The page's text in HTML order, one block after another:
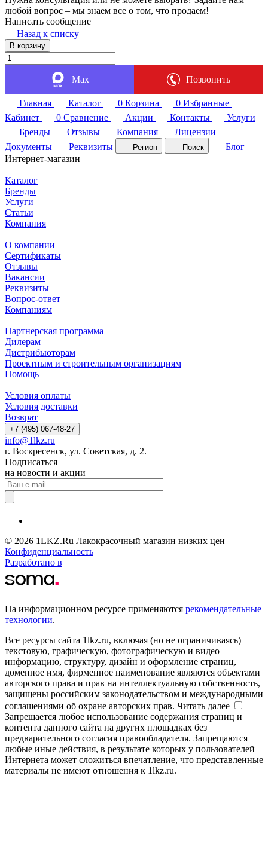
любой вопрос – мы знаем все о том, что продаем!
Написать сообщение
Назад к списку
В корзину
Max Позвонить
Главная Каталог 0 Корзина 0 Избранные
Кабинет
0 Сравнение Акции Контакты
Услуги
Бренды
Отзывы Компания
Лицензии
Документы
Реквизиты Регион Поиск
Блог
Интернет-магазин
Каталог
Бренды
Услуги
Статьи
Компания
О компании
Сертификаты
Отзывы
Вакансии
Реквизиты
Вопрос-ответ
Компаниям
Партнерская программа
Дилерам
Дистрибьюторам
Проектным и строительным организациям
Помощь
Условия оплаты
Условия доставки
Возврат
+7 (495) 067-48-27
info@1lkz.ru
г. Воскресенск, ул. Советская, д. 2.
Подписаться
на новости и акции
© 2026 1LKZ.Ru Лакокрасочный магазин низких цен
Конфиденциальность
Разработано в
На информационном ресурсе применяются рекомендательные
технологии.
Все ресурсы сайта 1lkz.ru, включая (но не ограничиваясь)
текстовую, графическую, фотографическую и видео
информацию, структуру, дизайн и оформление страниц,
доменное имя, фирменное наименование являются объектами
авторского права и прав на интеллектуальную собственность,
защищены российским законодательством и международными
соглашениями об охране авторских прав. Читать далее
Запрещается любое использование содержания страниц и
контента данного сайта на других площадках без
предварительного согласия правообладателя. Запрещаются
любые иные действия, в результате которых у пользователей
Интернета может сложиться впечатление, что представленные
материалы не имеют отношения к 1lkz.ru.